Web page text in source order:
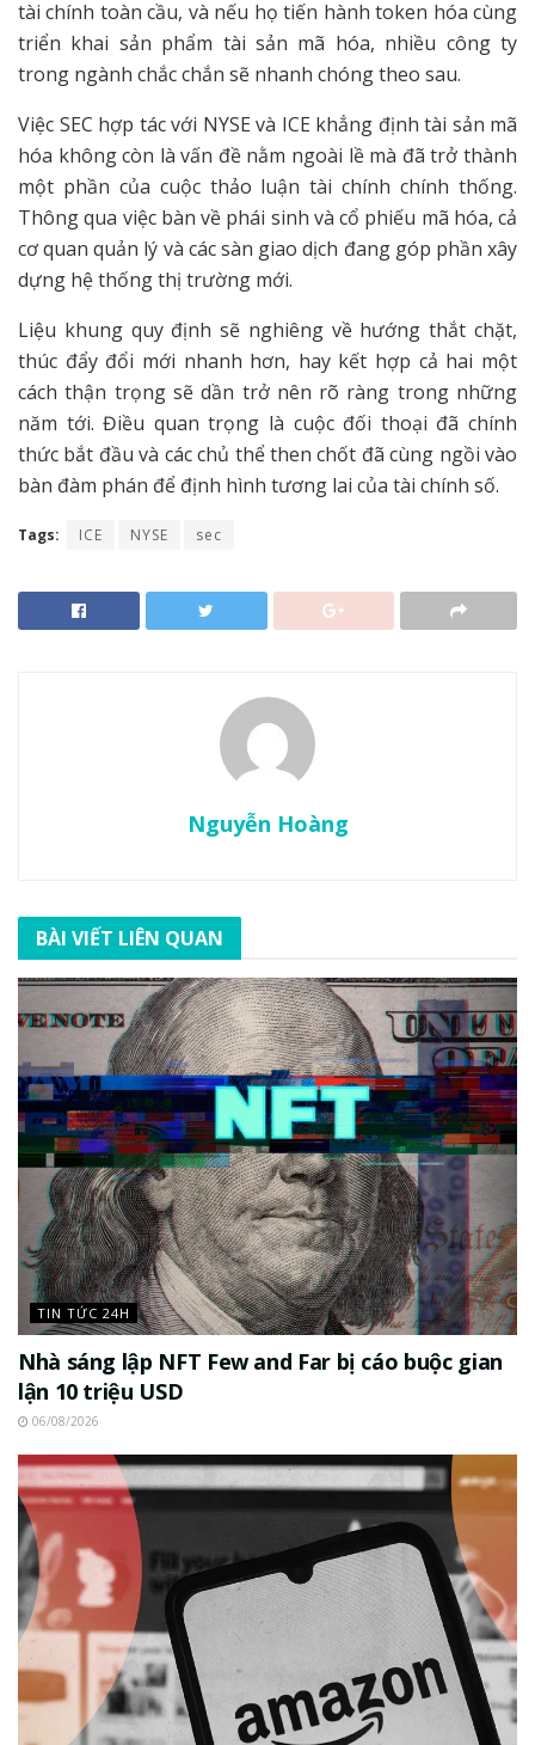
tài chính toàn cầu, và nếu họ tiến hành token hóa cùng
triển khai sản phẩm tài sản mã hóa, nhiều công ty
trong ngành chắc chắn sẽ nhanh chóng theo sau.
Việc SEC hợp tác với NYSE và ICE khẳng định tài sản mã
hóa không còn là vấn đề nằm ngoài lề mà đã trở thành
một phần của cuộc thảo luận tài chính chính thống.
Thông qua việc bàn về phái sinh và cổ phiếu mã hóa, cả
cơ quan quản lý và các sàn giao dịch đang góp phần xây
dựng hệ thống thị trường mới.
Liệu khung quy định sẽ nghiêng về hướng thắt chặt,
thúc đẩy đổi mới nhanh hơn, hay kết hợp cả hai một
cách thận trọng sẽ dần trở nên rõ ràng trong những
năm tới. Điều quan trọng là cuộc đối thoại đã chính
thức bắt đầu và các chủ thể then chốt đã cùng ngồi vào
bàn đàm phán để định hình tương lai của tài chính số.
Tags: ICE NYSE sec
Nguyễn Hoàng
BÀI VIẾT LIÊN QUAN
TIN TỨC 24H
Nhà sáng lập NFT Few and Far bị cáo buộc gian
lận 10 triệu USD
06/08/2026